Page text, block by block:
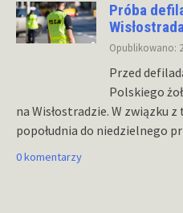
Próba
Opublikowano:
Przed
Polskiego
na Wisłostradzie. W związku
popołudnia do niedzielnego
0 komentarzy